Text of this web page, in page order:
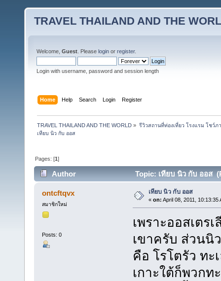
TRAVEL THAILAND AND THE
Welcome, Guest . Please login or register.
Login with username, password and session length
Home Help Search Login Register
TRAVEL THAILAND AND THE WORLD » รีวิวสถานที่ท่องเที่ยว โรงแรม โชว์ภ
เทียบ นิว กับ ออส
Pages: [1]
Author Topic: เทียบ นิว กับ ออส
ontcftqvx
สมาชิกใหม่
Posts: 0
เทียบ นิว กับ ออส
« on: April 08, 2011, 10:13:35
เพราะออสเต
เขาครับ ส่วนนิ
คือ โรโตรัว ทะ
เกาะใต้ก็พวกท